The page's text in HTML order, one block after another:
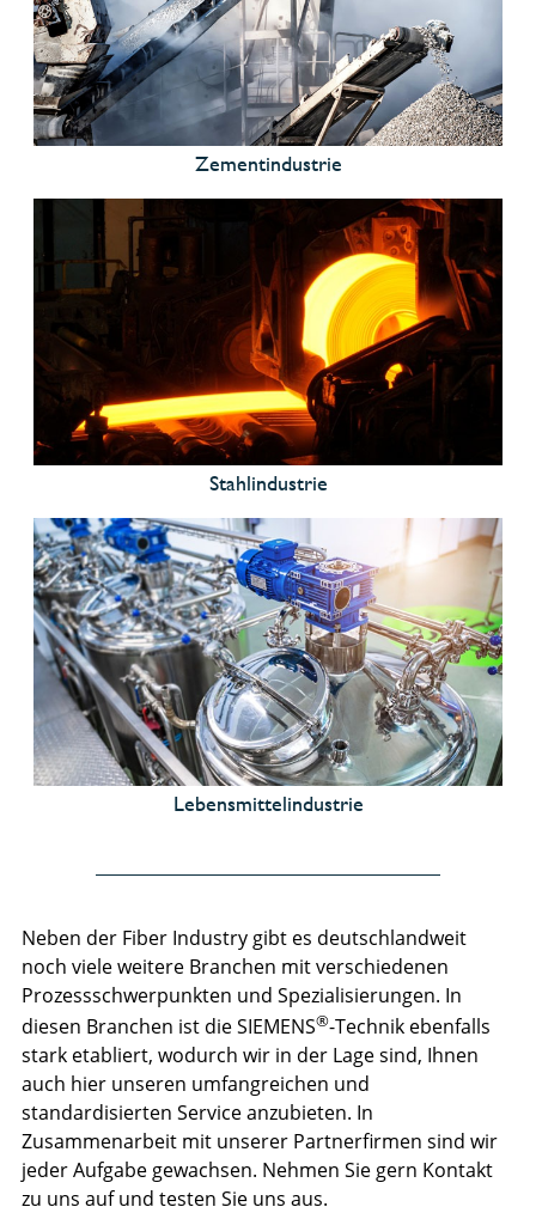
Zementindustrie
Stahlindustrie
Lebensmittelindustrie
Neben der Fiber Industry gibt es deutschlandweit
noch viele weitere Branchen mit verschiedenen
Prozessschwerpunkten und Spezialisierungen. In
diesen Branchen ist die SIEMENS®-Technik ebenfalls
stark etabliert, wodurch wir in der Lage sind, Ihnen
auch hier unseren umfangreichen und
standardisierten Service anzubieten. In
Zusammenarbeit mit unserer Partnerfirmen sind wir
jeder Aufgabe gewachsen. Nehmen Sie gern Kontakt
zu uns auf und testen Sie uns aus.